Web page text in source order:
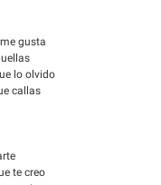
gusta
lo olvido
callas
te creo